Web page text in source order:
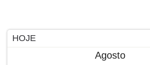
HOJE
Agosto